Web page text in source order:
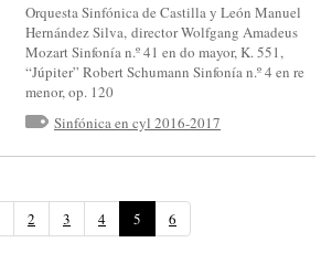
Orquesta Sinfónica de Castilla y León Manuel
Hernández Silva, director Wolfgang Amadeus
Mozart Sinfonía n.º 41 en do mayor, K. 551,
“Júpiter” Robert Schumann Sinfonía n.º 4 en re
menor, op. 120
Sinfónica en cyl 2016-2017
2 3 4 5
P
6